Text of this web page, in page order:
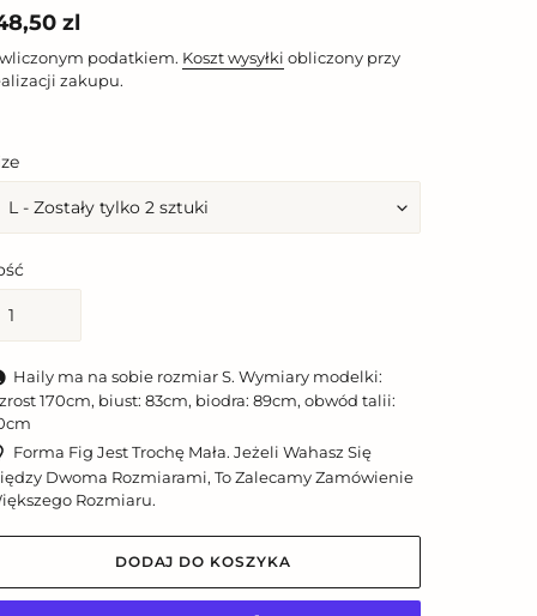
zl
podatkiem. Koszt wysyłki obliczony przy
zakupu.
Haily ma na sobie rozmiar S. Wymiary modelki:
170cm, biust: 83cm, biodra: 89cm, obwód talii:
Forma Fig Jest Trochę Mała. Jeżeli Wahasz Się
Dwoma Rozmiarami, To Zalecamy Zamówienie
Rozmiaru.
DODAJ DO KOSZYKA